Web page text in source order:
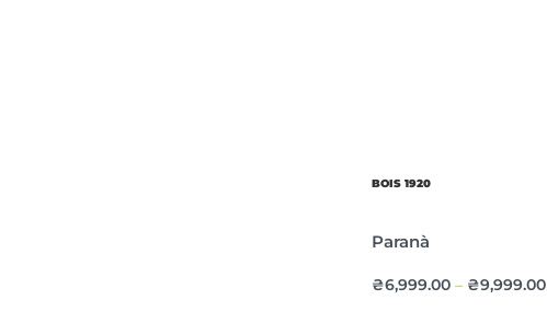
BOIS 1920
Paranà
₴6,999.00 – ₴9,999.00